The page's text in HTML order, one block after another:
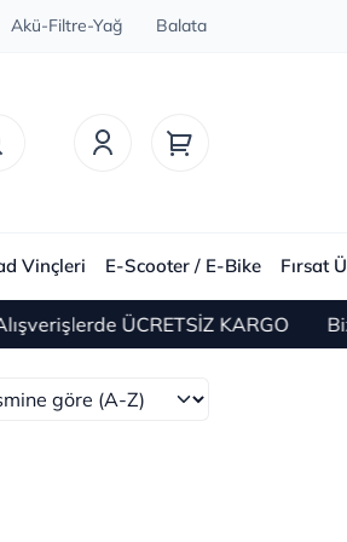
Akü-Filtre-Yağ Balata
Vinçleri E-Scooter / E-Bike Fırsat
ÜCRETSİZ KARGO